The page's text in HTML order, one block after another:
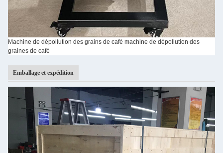
Machine de dépollution des grains de café machine de dépollution des
graines de café
Emballage et expédition